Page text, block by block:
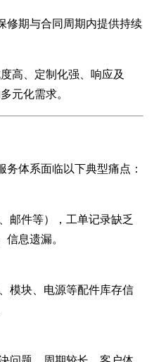
修期与合同周期内提供持续
高、定制化强、响应及
元化需求。
体系面临以下典型痛点：
邮件等），工单记录缺乏
息遗漏。
模块、电源等配件库存信